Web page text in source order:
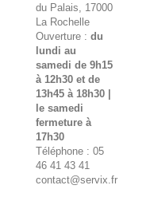
du Palais, 17000
La Rochelle
Ouverture : du
lundi au
samedi de 9h15
à 12h30 et de
13h45 à 18h30 |
le samedi
fermeture à
17h30
Téléphone : 05
46 41 43 41
contact@servix.fr